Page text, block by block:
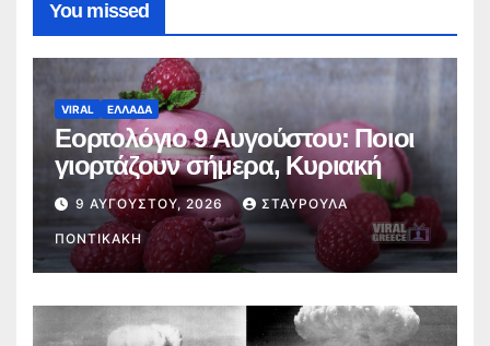
You missed
VIRAL ΕΛΛΑΔΑ
Εορτολόγιο 9 Αυγούστου: Ποιοι
γιορτάζουν σήμερα, Κυριακή
9 ΑΥΓΟΎΣΤΟΥ, 2026 ΣΤΑΥΡΟΎΛΑ
ΠΟΝΤΙΚΆΚΗ